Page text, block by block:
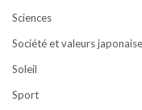
Sciences
Société et valeurs
Soleil
Sport